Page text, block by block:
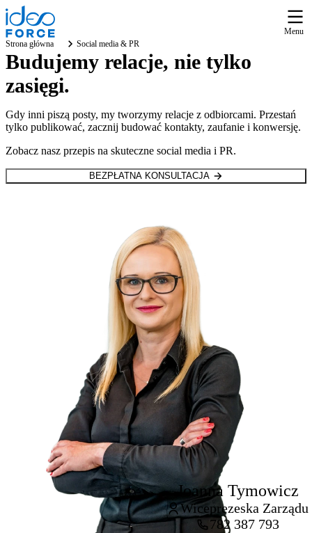
Menu
Strona główna
Social media & PR
Budujemy relacje, nie tylko
zasięgi.
Gdy inni piszą posty, my tworzymy relacje z odbiorcami. Przestań
tylko publikować, zacznij budować kontakty, zaufanie i konwersję.
Zobacz nasz przepis na skuteczne social media i PR.
BEZPŁATNA KONSULTACJA
Joanna Tymowicz
Wiceprezeska Zarządu
782 387 793